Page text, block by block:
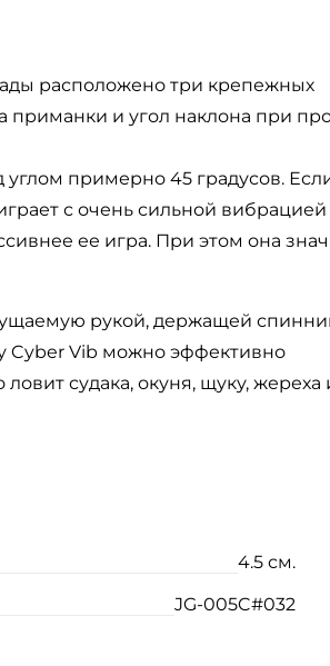
расположено три крепежных
приманки и угол наклона при
примерно 45 градусов.
с очень сильной вибрацией
ее игра. При этом она
рукой, держащей
Cyber Vib можно эффективно
судака, окуня, щуку, жереха
4.5 см.
JG-005C#032